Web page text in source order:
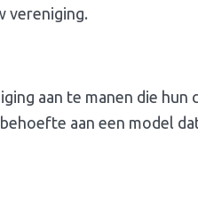
vereniging.
aan te manen die
aan een model